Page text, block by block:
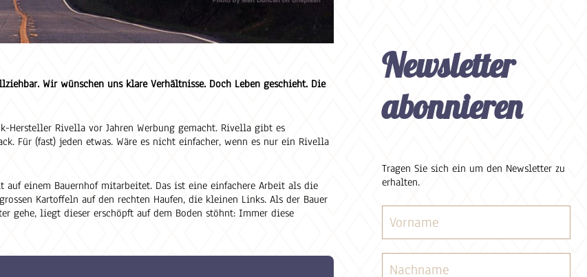
Wir wünschen uns klare Verhältnisse. Doch Leben geschieht. Die
Hersteller Rivella vor Jahren Werbung gemacht. Rivella gibt es
Für (fast) jeden etwas. Wäre es nicht einfacher, wenn es nur ein Rivella
einem Bauernhof mitarbeitet. Das ist eine einfachere Arbeit als die
Kartoffeln auf den rechten Haufen, die kleinen Links. Als der Bauer
gehe, liegt dieser erschöpft auf dem Boden stöhnt: Immer diese
Newsletter
abonnieren
Tragen Sie sich ein um den Newsletter zu
erhalten.